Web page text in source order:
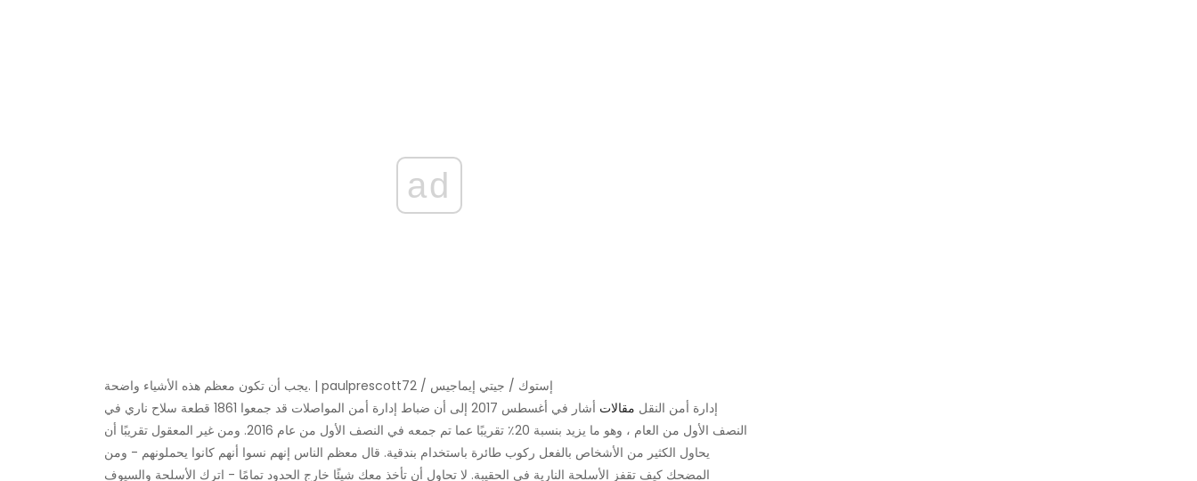
ad
يجب أن تكون معظم هذه الأشياء واضحة. | paulprescott72 / إستوك / جيتي إيماجيس
إدارة أمن النقل مقالات
أشار في أغسطس 2017 إلى أن ضباط إدارة أمن المواصلات قد جمعوا 1861 قطعة سلاح ناري في
النصف الأول من العام ، وهو ما يزيد بنسبة 20٪ تقريبًا عما تم جمعه في النصف الأول من عام 2016. ومن غير المعقول تقريبًا أن
يحاول الكثير من الأشخاص بالفعل ركوب طائرة باستخدام بندقية. قال معظم الناس إنهم نسوا أنهم كانوا يحملونهم - ومن
المضحك كيف تقفز الأسلحة النارية في الحقيبة. لا تحاول أن تأخذ معك شيئًا خارج الحدود تمامًا - اترك الأسلحة والسيوف